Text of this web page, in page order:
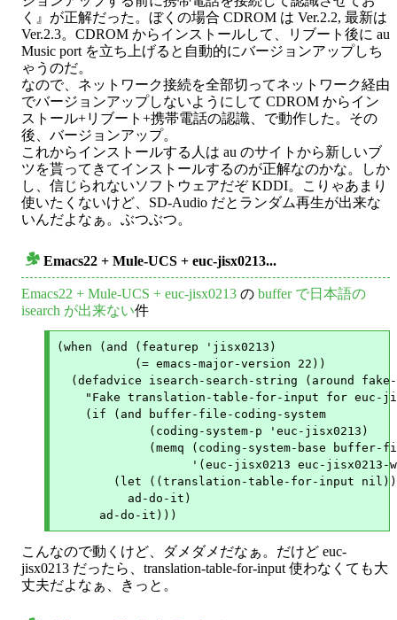
く』が正解だった。ぼくの場合 CDROM は Ver.2.2, 最新は
Ver.2.3。CDROM からインストールして、リブート後に au
Music port を立ち上げると自動的にバージョンアップしち
ゃうのだ。
なので、ネットワーク接続を全部切ってネットワーク経由
でバージョンアップしないようにして CDROM からイン
ストール+リブート+携帯電話の認識、で動作した。その
後、バージョンアップ。
これからインストールする人は au のサイトから新しいブ
ツを貰ってきてインストールするのが正解なのかな。しか
し、信じられないソフトウェアだぞ KDDI。こりゃあまり
使いたくないけど、SD-Audio だとランダム再生が出来な
いんだよなぁ。ぶつぶつ。
Emacs22 + Mule-UCS + euc-jisx0213...
Emacs22 + Mule-UCS + euc-jisx0213 の buffer で日本語の
isearch が出来ない件
(when (and (featurep 'jisx0213)
           (= emacs-major-version 22))
(defadvice isearch-search-string (around
"Fake translation-table-for-input for euc-
    (if (and buffer-file-coding-system
             (coding-system-p 'euc-jisx0213)
(memq (coding-system-base buffer-
'(euc-jisx0213 euc-jisx0213-
        (let ((translation-table-for-input nil))
          ad-do-it)
こんなので動くけど、ダメダメだなぁ。だけど euc-
jisx0213 だったら、translation-table-for-input 使わなくても大
丈夫だよなぁ、きっと。